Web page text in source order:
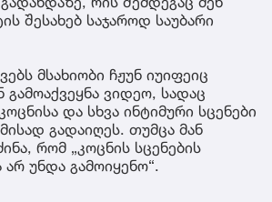
შესახებ საჯაროდ საუბარი
მსახიობი ჩჟუნ იუიფეიც
გამოაქვეყნა ვიდეო, სადაც
და სხვა ინტიმური სცენები
გადაიღეს. თუმცა მან
რომ „კოცნის სცენების
არ უნდა გამოიყენო“.